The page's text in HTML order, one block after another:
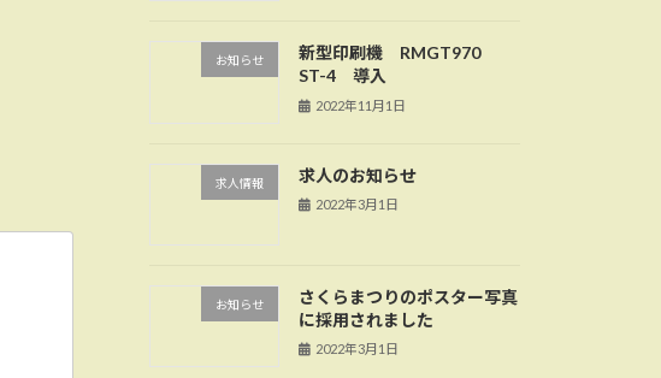
お知らせ
新型印刷機 RMGT970
ST-4 導入
2022年11月1日
求人情報 求人のお知らせ
2022年3月1日
お知らせ
さくらまつりのポスター写真
に採用されました
2022年3月1日